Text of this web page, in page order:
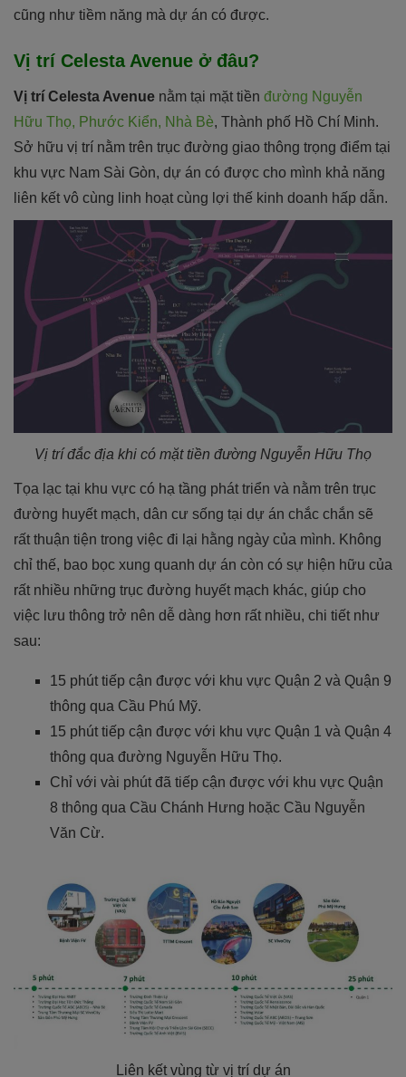
cũng như tiềm năng mà dự án có được.
Vị trí Celesta Avenue ở đâu?
Vị trí Celesta Avenue nằm tại mặt tiền đường Nguyễn
Hữu Thọ, Phước Kiển, Nhà Bè, Thành phố Hồ Chí Minh.
Sở hữu vị trí nằm trên trục đường giao thông trọng điểm tại
khu vực Nam Sài Gòn, dự án có được cho mình khả năng
liên kết vô cùng linh hoạt cùng lợi thế kinh doanh hấp dẫn.
Vị trí đắc địa khi có mặt tiền đường Nguyễn Hữu Thọ
Tọa lạc tại khu vực có hạ tầng phát triển và nằm trên trục
đường huyết mạch, dân cư sống tại dự án chắc chắn sẽ
rất thuận tiện trong việc đi lại hằng ngày của mình. Không
chỉ thế, bao bọc xung quanh dự án còn có sự hiện hữu của
rất nhiều những trục đường huyết mạch khác, giúp cho
việc lưu thông trở nên dễ dàng hơn rất nhiều, chi tiết như
sau:
15 phút tiếp cận được với khu vực Quận 2 và Quận 9
thông qua Cầu Phú Mỹ.
15 phút tiếp cận được với khu vực Quận 1 và Quận 4
thông qua đường Nguyễn Hữu Thọ.
Chỉ với vài phút đã tiếp cận được với khu vực Quận
8 thông qua Cầu Chánh Hưng hoặc Cầu Nguyễn
Văn Cừ.
Liên kết vùng từ vị trí dự án